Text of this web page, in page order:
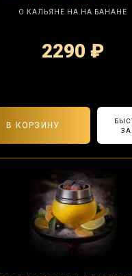
О КАЛЬЯНЕ НА НА БАНАНЕ
2290 ₽
В КОРЗИНУ